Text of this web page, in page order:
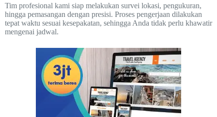
Tim profesional kami siap melakukan survei lokasi, pengukuran,
hingga pemasangan dengan presisi. Proses pengerjaan dilakukan
tepat waktu sesuai kesepakatan, sehingga Anda tidak perlu khawatir
mengenai jadwal.